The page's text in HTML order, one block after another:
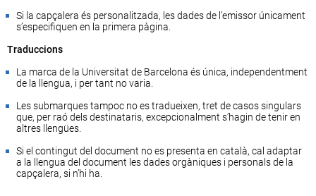
Si la capçalera és personalitzada, les dades de l’emissor únicament
s’especifiquen en la primera pàgina.
Traduccions
La marca de la Universitat de Barcelona és única, independentment
de la llengua, i per tant no varia.
Les submarques tampoc no es tradueixen, tret de casos singulars
que, per raó dels destinataris, excepcionalment s’hagin de tenir en
altres llengües.
Si el contingut del document no es presenta en català, cal adaptar
a la llengua del document les dades orgàniques i personals de la
capçalera, si n’hi ha.